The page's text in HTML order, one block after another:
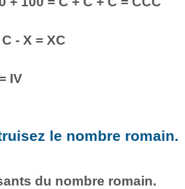
- X = XC
IV
le nombre romain.
du nombre romain.